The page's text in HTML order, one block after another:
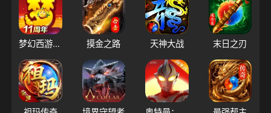
梦幻西游（大陆服） 摸金之路 天神大战 末日之刃